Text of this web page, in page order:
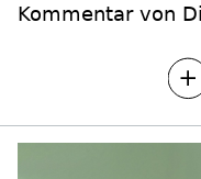
Kommentar von